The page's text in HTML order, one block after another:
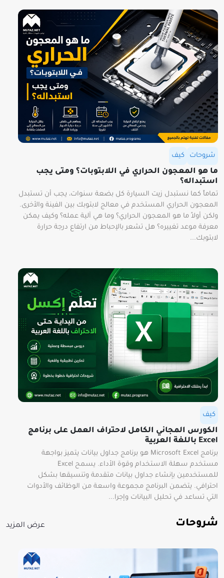
شروحات كيف
ما هو المعجون الحراري في اللابتوبات؟ ومتى يجب
استبداله؟
تماماً كما نستبدل زيت السيارة كل بضعة سنوات، يجب أن تستبدل
المعجون الحراري المستخدم في معالج لابتوبك بين الفينة والأخرى.
ولكن أولاً ما هو المعجون الحراري؟ وما هي آلية عمله؟ وكيف يمكن
معرفة موعد تغييره؟ هل تشعر بالإحباط من ارتفاع درجة حرارة
لابتوبك...
كيف
الكورس المجاني الكامل لاحتراف العمل على برنامج
Excel باللغة العربية
برنامج Microsoft Excel هو برنامج جداول بيانات يتميز بواجهة
مستخدم سهلة الاستخدام وقوة الأداء. يسمح Excel
للمستخدمين بإنشاء جداول بيانات متقدمة وتنسيقها بشكل
احترافي. يتضمن البرنامج مجموعة واسعة من الوظائف والأدوات
التي تساعد في تحليل البيانات وإجرا...
شروحات عرض المزيد